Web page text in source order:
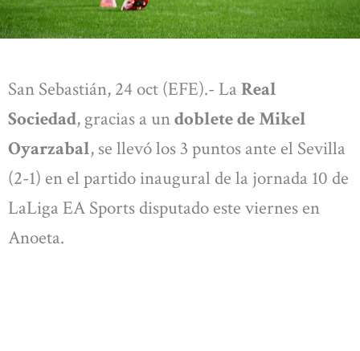
San Sebastián, 24 oct (EFE).- La Real
Sociedad, gracias a undoblete de Mikel
Oyarzabal, se llevó los 3 puntos ante el Sevilla
(2-1) en el partido inaugural de la jornada 10 de
LaLiga EA Sports disputado este viernes en
Anoeta.